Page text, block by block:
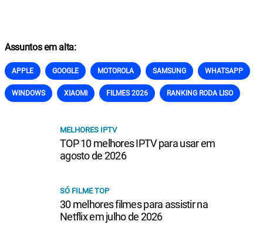
Assuntos em alta:
APPLE GOOGLE MOTOROLA SAMSUNG WHATSAPP
WINDOWS XIAOMI FILMES 2026 RANKING RODA LISO
MELHORES IPTV
TOP 10 melhores IPTV para usar em
agosto de 2026
SÓ FILME TOP
30 melhores filmes para assistir na
Netflix em julho de 2026